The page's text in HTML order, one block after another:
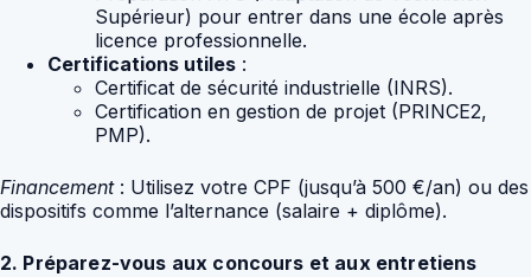
Supérieur) pour entrer dans une école après
licence professionnelle.
Certifications utiles :
Certificat de sécurité industrielle (INRS).
Certification en gestion de projet (PRINCE2,
PMP).
Financement: Utilisez votre CPF (jusqu’à 500 €/an) ou des
dispositifs comme l’alternance (salaire + diplôme).
2. Préparez-vous aux concours et aux entretiens